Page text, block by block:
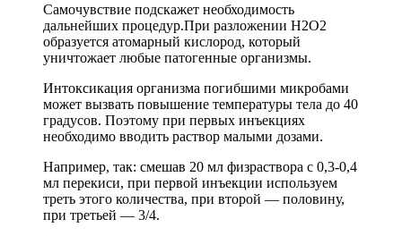
Самочувствие подскажет необходимость
дальнейших процедур.При разложении Н2О2
образуется атомарный кислород, который
уничтожает любые патогенные организмы.
Интоксикация организма погибшими микробами
может вызвать повышение температуры тела до 40
градусов. Поэтому при первых инъекциях
необходимо вводить раствор малыми дозами.
Например, так: смешав 20 мл физраствора с 0,3-0,4
мл перекиси, при первой инъекции используем
треть этого количества, при второй — половину,
при третьей — 3/4.